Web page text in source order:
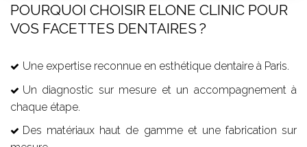
POURQUOI CHOISIR ELONE CLINIC POUR
VOS FACETTES DENTAIRES ?
Une expertise reconnue en esthétique dentaire à Paris.
Un diagnostic sur mesure et un accompagnement à
chaque étape.
Des matériaux haut de gamme et une fabrication sur